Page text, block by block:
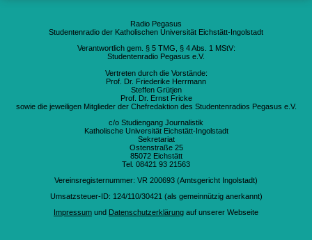
Radio Pegasus
Studentenradio der Katholischen Universität Eichstätt-Ingolstadt
Verantwortlich gem. § 5 TMG, § 4 Abs. 1 MStV:
Studentenradio Pegasus e.V.
Vertreten durch die Vorstände:
Prof. Dr. Friederike Herrmann
Steffen Grütjen
Prof. Dr. Ernst Fricke
sowie die jeweiligen Mitglieder der Chefredaktion des Studentenradios Pegasus e.V.
c/o Studiengang Journalistik
Katholische Universität Eichstätt-Ingolstadt
Sekretariat
Ostenstraße 25
85072 Eichstätt
Tel. 08421 93 21563
Vereinsregisternummer: VR 200693 (Amtsgericht Ingolstadt)
Umsatzsteuer-ID: 124/110/30421 (als gemeinnützig anerkannt)
Impressum und Datenschutzerklärung auf unserer Webseite